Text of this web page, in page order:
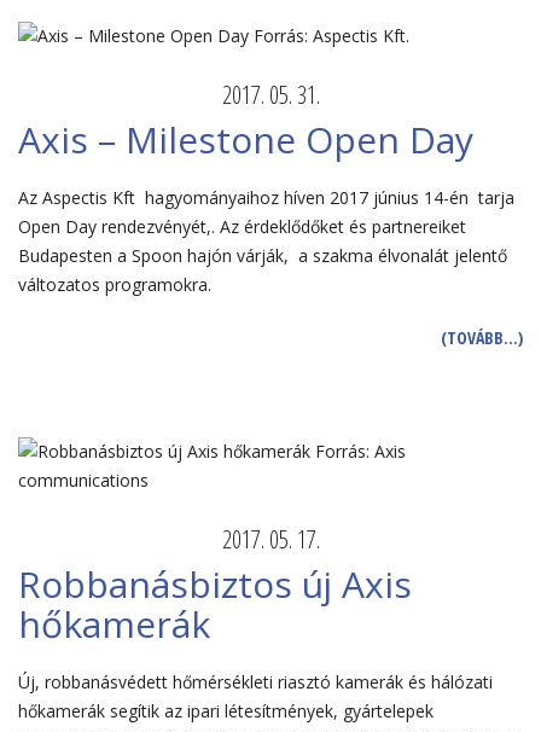
2017. 05. 31.
Axis – Milestone Open Day
Az Aspectis Kft hagyományaihoz híven 2017 június 14-én tarja
Open Day rendezvényét,. Az érdeklődőket és partnereiket
Budapesten a Spoon hajón várják, a szakma élvonalát jelentő
változatos programokra.
(TOVÁBB…)
2017. 05. 17.
Robbanásbiztos új Axis
hőkamerák
Új, robbanásvédett hőmérsékleti riasztó kamerák és hálózati
hőkamerák segítik az ipari létesítmények, gyártelepek